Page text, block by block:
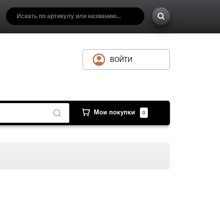
Мои покупки 0
ВОЙТИ